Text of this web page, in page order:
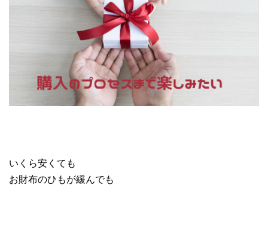
いくら安くても
お財布のひもが緩んでも